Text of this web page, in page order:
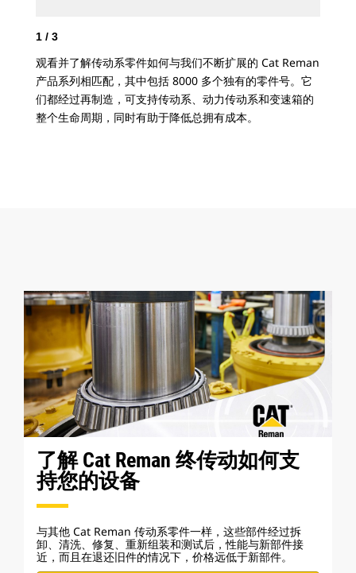
1 / 3
观看并了解传动系零件如何与我们不断扩展的 Cat Reman
产品系列相匹配，其中包括 8000 多个独有的零件号。它
们都经过再制造，可支持传动系、动力传动系和变速箱的
整个生命周期，同时有助于降低总拥有成本。
了解 Cat Reman 终传动如何支
持您的设备
与其他 Cat Reman 传动系零件一样，这些部件经过拆
卸、清洗、修复、重新组装和测试后，性能与新部件接
近，而且在退还旧件的情况下，价格远低于新部件。